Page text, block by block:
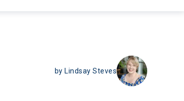
byLindsay Steves